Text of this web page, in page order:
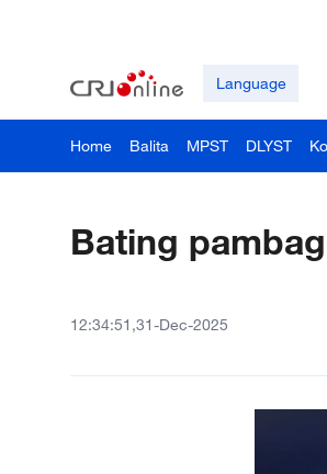
Language
Home Balita MPST DLYST
Bating
12:34:51,31-Dec-2025